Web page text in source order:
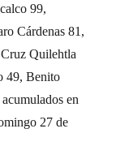
99,
Cárdenas 81,
Quilehtla
49, Benito
en
27 de